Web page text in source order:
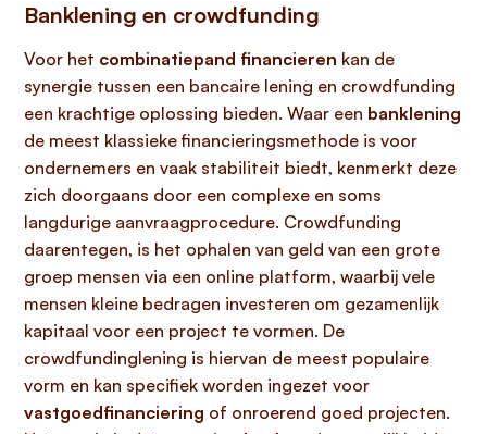
Banklening en crowdfunding
Voor het combinatiepand financieren kan de
synergie tussen een bancaire lening en crowdfunding
een krachtige oplossing bieden. Waar een banklening
de meest klassieke financieringsmethode is voor
ondernemers en vaak stabiliteit biedt, kenmerkt deze
zich doorgaans door een complexe en soms
langdurige aanvraagprocedure. Crowdfunding
daarentegen, is het ophalen van geld van een grote
groep mensen via een online platform, waarbij vele
mensen kleine bedragen investeren om gezamenlijk
kapitaal voor een project te vormen. De
crowdfundinglening is hiervan de meest populaire
vorm en kan specifiek worden ingezet voor
vastgoedfinanciering of onroerend goed projecten.